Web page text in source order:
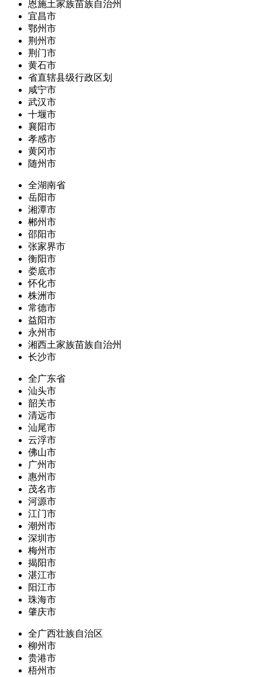
恩施土家族苗族自治州
宜昌市
鄂州市
荆州市
荆门市
黄石市
省直辖县级行政区划
咸宁市
武汉市
十堰市
襄阳市
孝感市
黄冈市
随州市
全湖南省
岳阳市
湘潭市
郴州市
邵阳市
张家界市
衡阳市
娄底市
怀化市
株洲市
常德市
益阳市
永州市
湘西土家族苗族自治州
长沙市
全广东省
汕头市
韶关市
清远市
汕尾市
云浮市
佛山市
广州市
惠州市
茂名市
河源市
江门市
潮州市
深圳市
梅州市
揭阳市
湛江市
阳江市
珠海市
肇庆市
全广西壮族自治区
柳州市
贵港市
梧州市